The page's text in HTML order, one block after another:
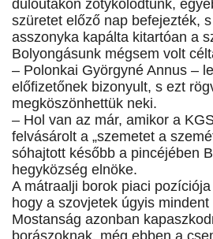
dűlőutakon zötykölődtünk,
szüretet előző nap befejezték,
asszonyka kapálta kitartóan a
Bolyongásunk mégsem volt
– Polonkai Györgyné Annus –
előfizetőnek bizonyult, s ezt
megköszönhettük neki.
– Hol van az már, amikor a
felvásárolt a „szemetet a
sóhajtott később a pincéjében
hegyközség elnöke.
A mátraalji borok piaci
hogy a szovjetek úgyis
Mostanság azonban